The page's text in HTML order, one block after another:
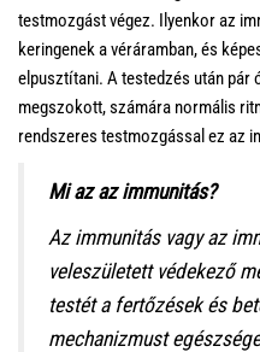
testmozgást végez. Ilyenkor az
keringenek a véráramban, és
elpusztítani. A testedzés után pár
megszokott, számára normális
rendszeres testmozgással ez az
Mi az az immunitás?
Az immunitás vagy az
veleszületett védekező
testét a fertőzések és
mechanizmust